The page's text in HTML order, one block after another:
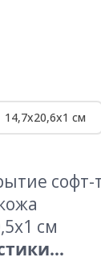
14,7х20,6х1 см
софт-
см